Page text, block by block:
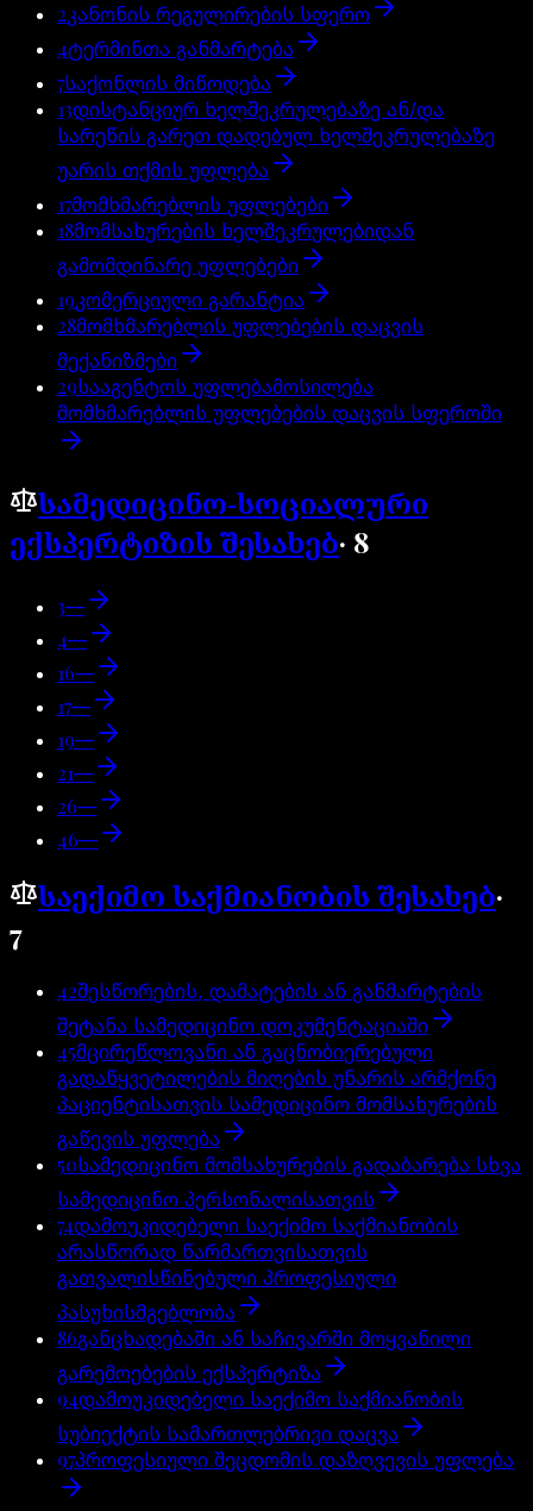
2კანონის რეგულირების სფერო
4ტერმინთა განმარტება
7საქონლის მიწოდება
13დისტანციურ ხელშეკრულებაზე ან/და
სარეწის გარეთ დადებულ ხელშეკრულებაზე
უარის თქმის უფლება
17მომხმარებლის უფლებები
18მომსახურების ხელშეკრულებიდან
გამომდინარე უფლებები
19კომერციული გარანტია
28მომხმარებლის უფლებების დაცვის
მექანიზმები
29სააგენტოს უფლებამოსილება
მომხმარებლის უფლებების დაცვის სფეროში
სამედიცინო-სოციალური
ექსპერტიზის შესახებ· 8
3—
4—
16—
17—
19—
21—
26—
46—
საექიმო საქმიანობის შესახებ·
7
42შესწორების, დამატების ან განმარტების
შეტანა სამედიცინო დოკუმენტაციაში
45მცირეწლოვანი ან გაცნობიერებული
გადაწყვეტილების მიღების უნარის არმქონე
პაციენტისათვის სამედიცინო მომსახურების
გაწევის უფლება
50სამედიცინო მომსახურების გადაბარება სხვა
სამედიცინო პერსონალისათვის
74დამოუკიდებელი საექიმო საქმიანობის
არასწორად წარმართვისათვის
გათვალისწინებული პროფესიული
პასუხისმგებლობა
86განცხადებაში ან საჩივარში მოყვანილი
გარემოებების ექსპერტიზა
94დამოუკიდებელი საექიმო საქმიანობის
სუბიექტის სამართლებრივი დაცვა
97პროფესიული შეცდომის დაზღვევის უფლება